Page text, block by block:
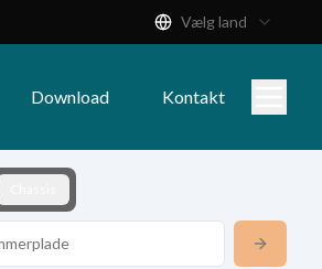
Vælg land
Download Kontakt